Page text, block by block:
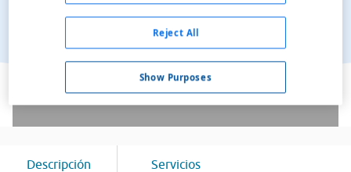
Ver en el mapa
Descripción Servicios
Show Purposes
Reject All